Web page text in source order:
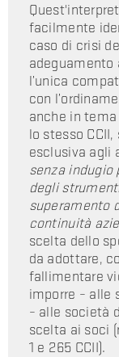
facilmente
caso di crisi
adeguamento
l’unica
con
anche in
lo stesso
esclusiva agli
senza indugio
degli
superamento
continuità
scelta dello
da adottare,
fallimentare
imporre – alle
– alle società
scelta ai soci
1 e 265 CCII).